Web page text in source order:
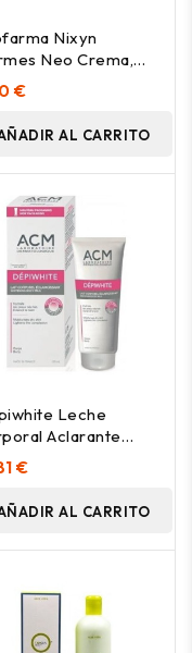
Nixyn
Neo Crema,
€
AL CARRITO
Leche
Aclarante
€
AL CARRITO